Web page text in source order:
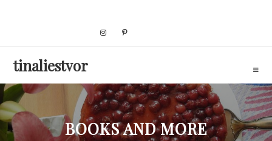
tinaliestvor
BOOKS AND MORE